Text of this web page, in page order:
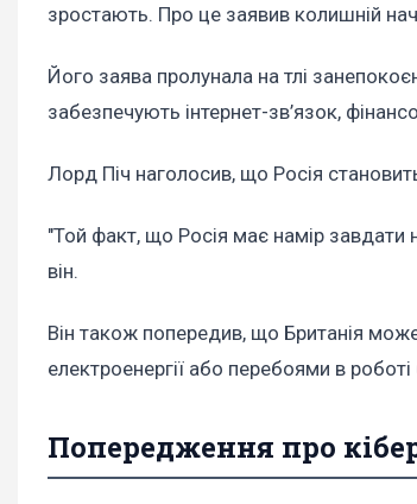
зростають. Про це заявив колишній
Його заява пролунала на тлі
забезпечують інтернет-зв’язок,
Лорд Піч наголосив, що Росія
"Той факт, що Росія має намір завдати
він.
Він також попередив, що Британія
електроенергії або перебоями в
Попередження про